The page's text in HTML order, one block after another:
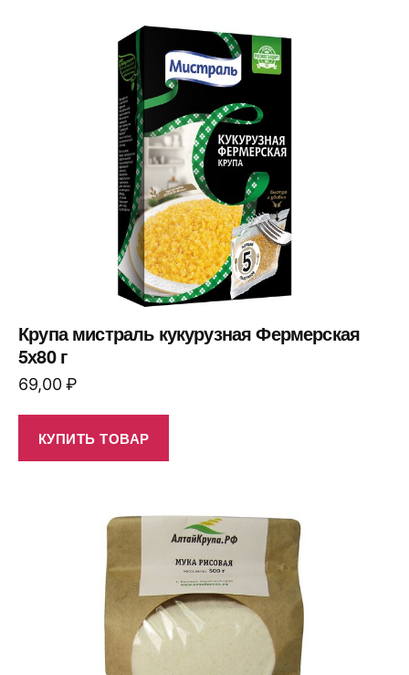
Крупа мистраль кукурузная Фермерская
5х80 г
69,00₽
КУПИТЬ ТОВАР